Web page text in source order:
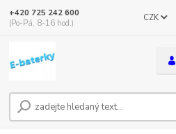
CZK
+420 725 242 600
(Po-Pá, 8-16 hod.)